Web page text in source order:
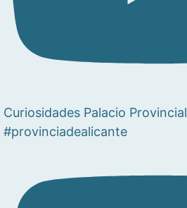
Curiosidades Palacio Provincial
#provinciadealicante